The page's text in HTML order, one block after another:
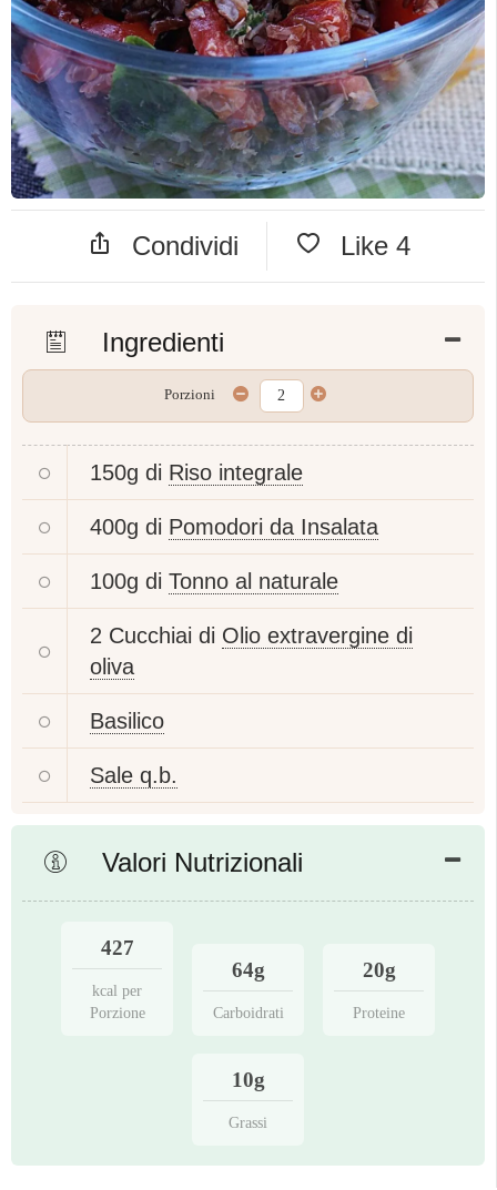
Condividi Like 4
Ingredienti
Porzioni
150g di Riso integrale
400g di Pomodori da Insalata
100g di Tonno al naturale
2 Cucchiai di Olio extravergine di
oliva
Basilico
Sale q.b.
Valori Nutrizionali
427
kcal per
Porzione
64g
Carboidrati
20g
Proteine
10g
Grassi